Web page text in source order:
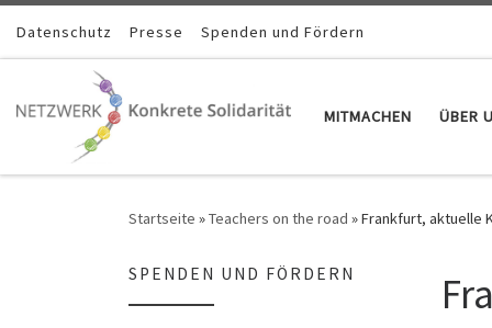
Zum Inhalt springen
Datenschutz Presse Spenden und Fördern
MITMACHEN ÜBER
Startseite »Teachers on the road »Frankfurt, aktuelle
SPENDEN UND FÖRDERN